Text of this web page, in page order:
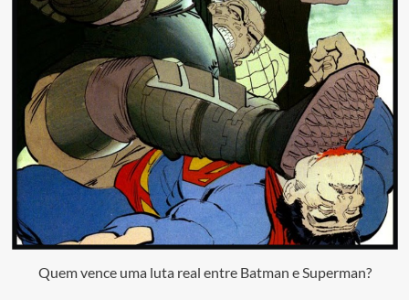
Quem vence uma luta real entre Batman e Superman?